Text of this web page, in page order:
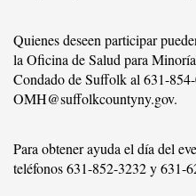
Quienes deseen participar
la Oficina de Salud para
Condado de Suffolk al 631-
OMH@suffolkcountyny.gov.
Para obtener ayuda el día del
teléfonos 631-852-3232 y 631-